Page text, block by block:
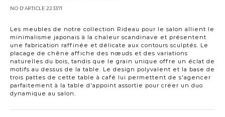
NO D’ARTICLE 223371
Les meubles de notre collection Rideau pour le salon allient le
minimalisme japonais à la chaleur scandinave et présentent
une fabrication raffinée et délicate aux contours sculptés. Le
placage de chêne affiche des nœuds et des variations
naturelles du bois, tandis que le grain unique offre un éclat de
motifs au dessus de la table. Le design polyvalent et la base de
trois pattes de cette table à café lui permettent de s'agencer
parfaitement à la table d'appoint assortie pour créer un duo
dynamique au salon.